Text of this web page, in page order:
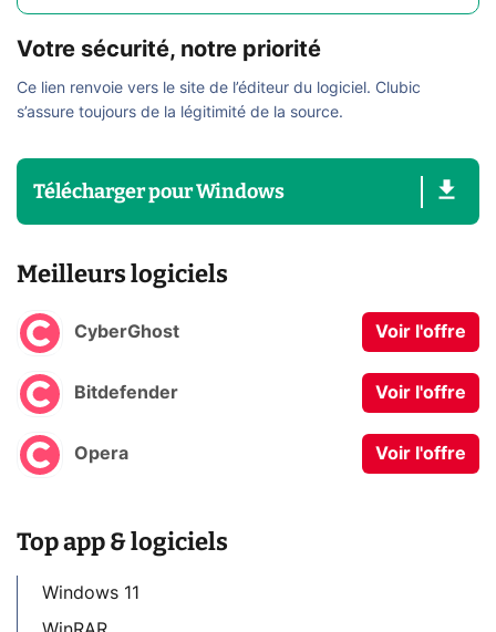
Votre sécurité, notre priorité
Ce lien renvoie vers le site de l’éditeur du logiciel. Clubic
s’assure toujours de la légitimité de la source.
TéléchargerpourWindows
Meilleurs logiciels
CyberGhost Voir l'offre
Bitdefender Voir l'offre
Opera Voir l'offre
Top app & logiciels
Windows 11